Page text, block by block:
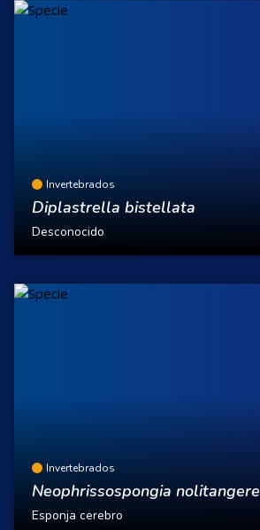
Invertebrados
Diplastrella bistellata
Desconocido
Invertebrados
Neophrissospongia nolitangere
Esponja cerebro